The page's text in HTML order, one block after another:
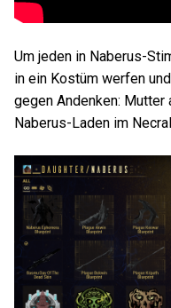
Um jeden in Naberus-
in ein Kostüm werfen
gegen Andenken:
Naberus-Laden im